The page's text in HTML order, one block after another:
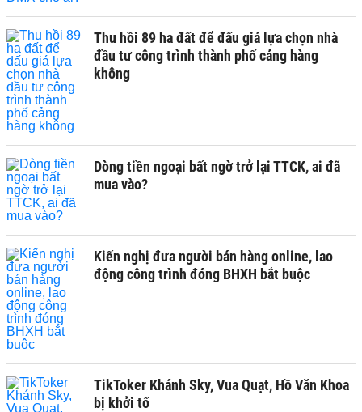
Thu hồi 89 ha đất để đấu giá lựa chọn nhà
đầu tư công trình thành phố cảng hàng
không
Dòng tiền ngoại bất ngờ trở lại TTCK, ai đã
mua vào?
Kiến nghị đưa người bán hàng online, lao
động công trình đóng BHXH bắt buộc
TikToker Khánh Sky, Vua Quạt, Hồ Văn Khoa
bị khởi tố